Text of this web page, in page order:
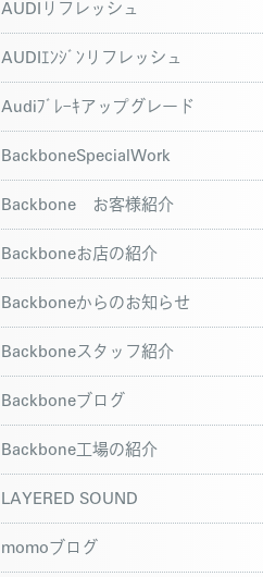
AUDIリフレッシュ
AUDIｴﾝｼﾞﾝリフレッシュ
Audiﾌﾞﾚｰｷアップグレード
BackboneSpecialWork
Backbone お客様紹介
Backboneお店の紹介
Backboneからのお知らせ
Backboneスタッフ紹介
Backboneブログ
Backbone工場の紹介
LAYERED SOUND
momoブログ